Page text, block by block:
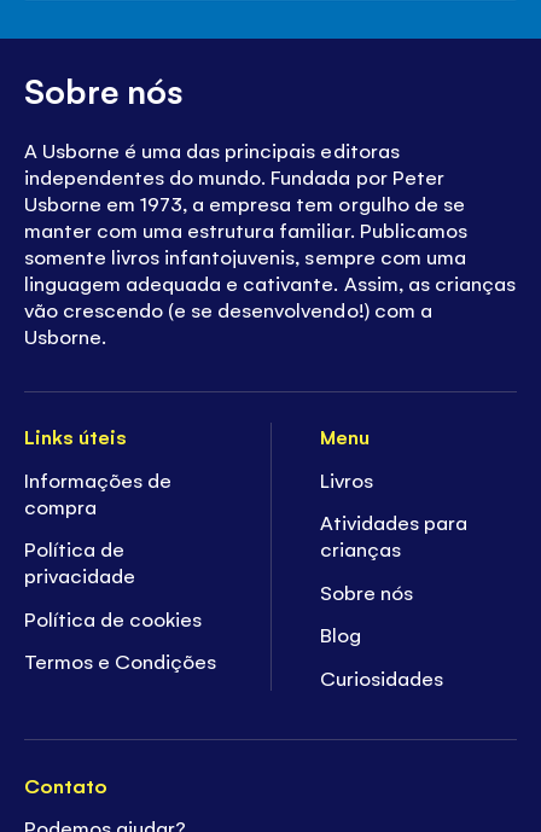
Links úteis
Informações de
compra
Política de
privacidade
Política de cookies
Termos e Condições
Menu
Livros
Atividades para
crianças
Sobre nós
Blog
Curiosidades
Contato
Sobre nós
A Usborne é uma das principais editoras
independentes do mundo. Fundada por Peter
Usborne em 1973, a empresa tem orgulho de se
manter com uma estrutura familiar. Publicamos
somente livros infantojuvenis, sempre com uma
linguagem adequada e cativante. Assim, as crianças
vão crescendo (e se desenvolvendo!) com a
Usborne.